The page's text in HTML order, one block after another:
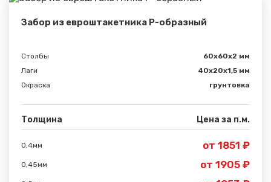
Забор из евроштакетника Р-образный
Столбы
60х60х2 мм
Лаги
40х20х1,5 мм
Окраска
грунтовка
Толщина Цена за п.м.
0,4мм от 1851 ₽
0,45мм от 1905 ₽